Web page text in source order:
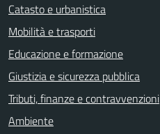
Catasto e urbanistica
Mobilità e trasporti
Educazione e formazione
Giustizia e sicurezza pubblica
Tributi, finanze e contravvenzioni
Ambiente